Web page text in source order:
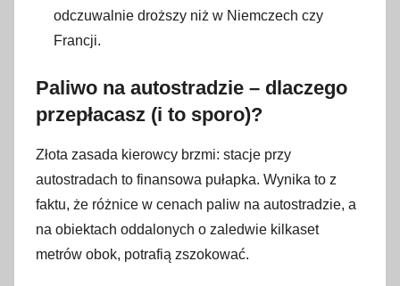
odczuwalnie droższy niż w Niemczech czy
Francji.
Paliwo na autostradzie – dlaczego
przepłacasz (i to sporo)?
Złota zasada kierowcy brzmi: stacje przy
autostradach to finansowa pułapka. Wynika to z
faktu, że różnice w cenach paliw na autostradzie, a
na obiektach oddalonych o zaledwie kilkaset
metrów obok, potrafią zszokować.